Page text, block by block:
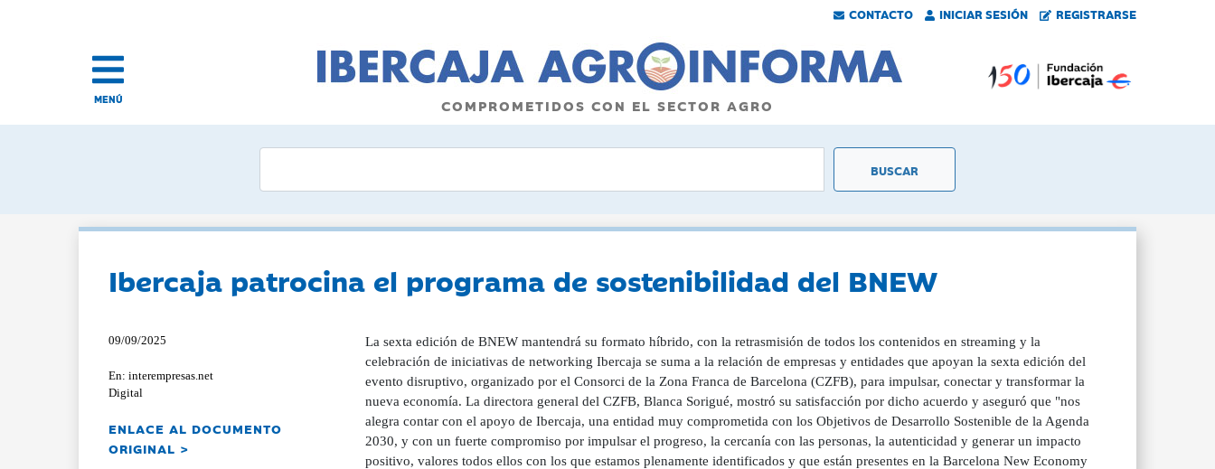
CONTACTO INICIAR SESIÓN REGISTRARSE
MENÚ COMPROMETIDOS CON EL SECTOR AGRO
Ibercaja patrocina el programa de sostenibilidad del BNEW
09/09/2025
En: interempresas.net
Digital
ENLACE AL DOCUMENTO
ORIGINAL >
La sexta edición de BNEW mantendrá su formato híbrido, con la retrasmisión de todos los contenidos en streaming y la
celebración de iniciativas de networking Ibercaja se suma a la relación de empresas y entidades que apoyan la sexta edición del
evento disruptivo, organizado por el Consorci de la Zona Franca de Barcelona (CZFB), para impulsar, conectar y transformar la
nueva economía. La directora general del CZFB, Blanca Sorigué, mostró su satisfacción por dicho acuerdo y aseguró que "nos
alegra contar con el apoyo de Ibercaja, una entidad muy comprometida con los Objetivos de Desarrollo Sostenible de la Agenda
2030, y con un fuerte compromiso por impulsar el progreso, la cercanía con las personas, la autenticidad y generar un impacto
positivo, valores todos ellos con los que estamos plenamente identificados y que están presentes en la Barcelona New Economy